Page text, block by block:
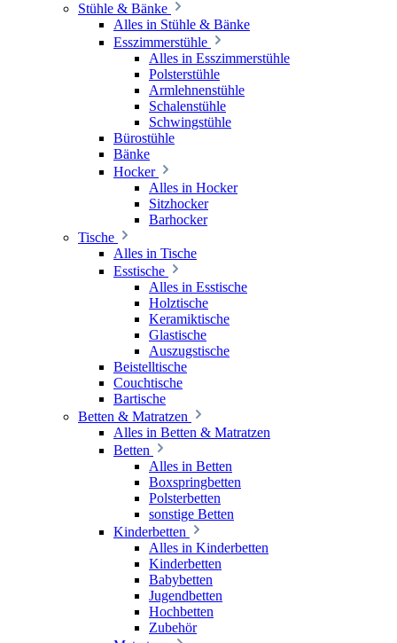
Stühle & Bänke
Alles in Stühle & Bänke
Esszimmerstühle
Alles in Esszimmerstühle
Polsterstühle
Armlehnenstühle
Schalenstühle
Schwingstühle
Bürostühle
Bänke
Hocker
Alles in Hocker
Sitzhocker
Barhocker
Tische
Alles in Tische
Esstische
Alles in Esstische
Holztische
Keramiktische
Glastische
Auszugstische
Beistelltische
Couchtische
Bartische
Betten & Matratzen
Alles in Betten & Matratzen
Betten
Alles in Betten
Boxspringbetten
Polsterbetten
sonstige Betten
Kinderbetten
Alles in Kinderbetten
Kinderbetten
Babybetten
Jugendbetten
Hochbetten
Zubehör